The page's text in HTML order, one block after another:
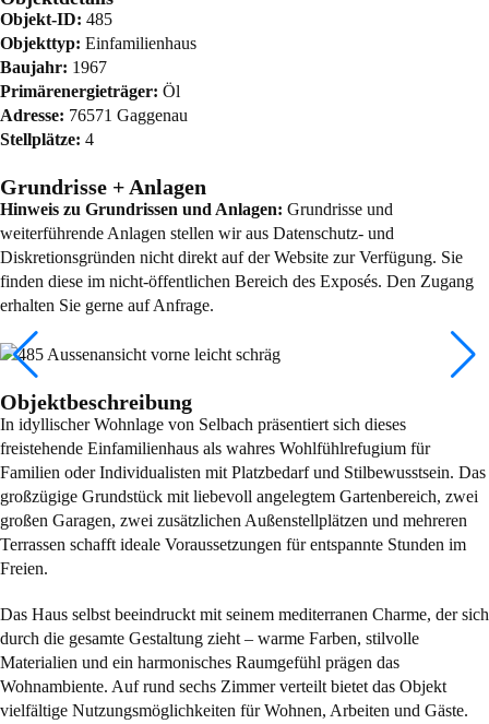
Objekt-ID: 485
Objekttyp: Einfamilienhaus
Baujahr: 1967
Primärenergieträger: Öl
Adresse: 76571 Gaggenau
Stellplätze: 4
Grundrisse + Anlagen
Hinweis zu Grundrissen und Anlagen: Grundrisse und
weiterführende Anlagen stellen wir aus Datenschutz- und
Diskretionsgründen nicht direkt auf der Website zur Verfügung. Sie
finden diese im nicht-öffentlichen Bereich des Exposés. Den Zugang
erhalten Sie gerne auf Anfrage.
Objektbeschreibung
In idyllischer Wohnlage von Selbach präsentiert sich dieses
freistehende Einfamilienhaus als wahres Wohlfühlrefugium für
Familien oder Individualisten mit Platzbedarf und Stilbewusstsein. Das
großzügige Grundstück mit liebevoll angelegtem Gartenbereich, zwei
großen Garagen, zwei zusätzlichen Außenstellplätzen und mehreren
Terrassen schafft ideale Voraussetzungen für entspannte Stunden im
Freien.
Das Haus selbst beeindruckt mit seinem mediterranen Charme, der sich
durch die gesamte Gestaltung zieht – warme Farben, stilvolle
Materialien und ein harmonisches Raumgefühl prägen das
Wohnambiente. Auf rund sechs Zimmer verteilt bietet das Objekt
vielfältige Nutzungsmöglichkeiten für Wohnen, Arbeiten und Gäste.